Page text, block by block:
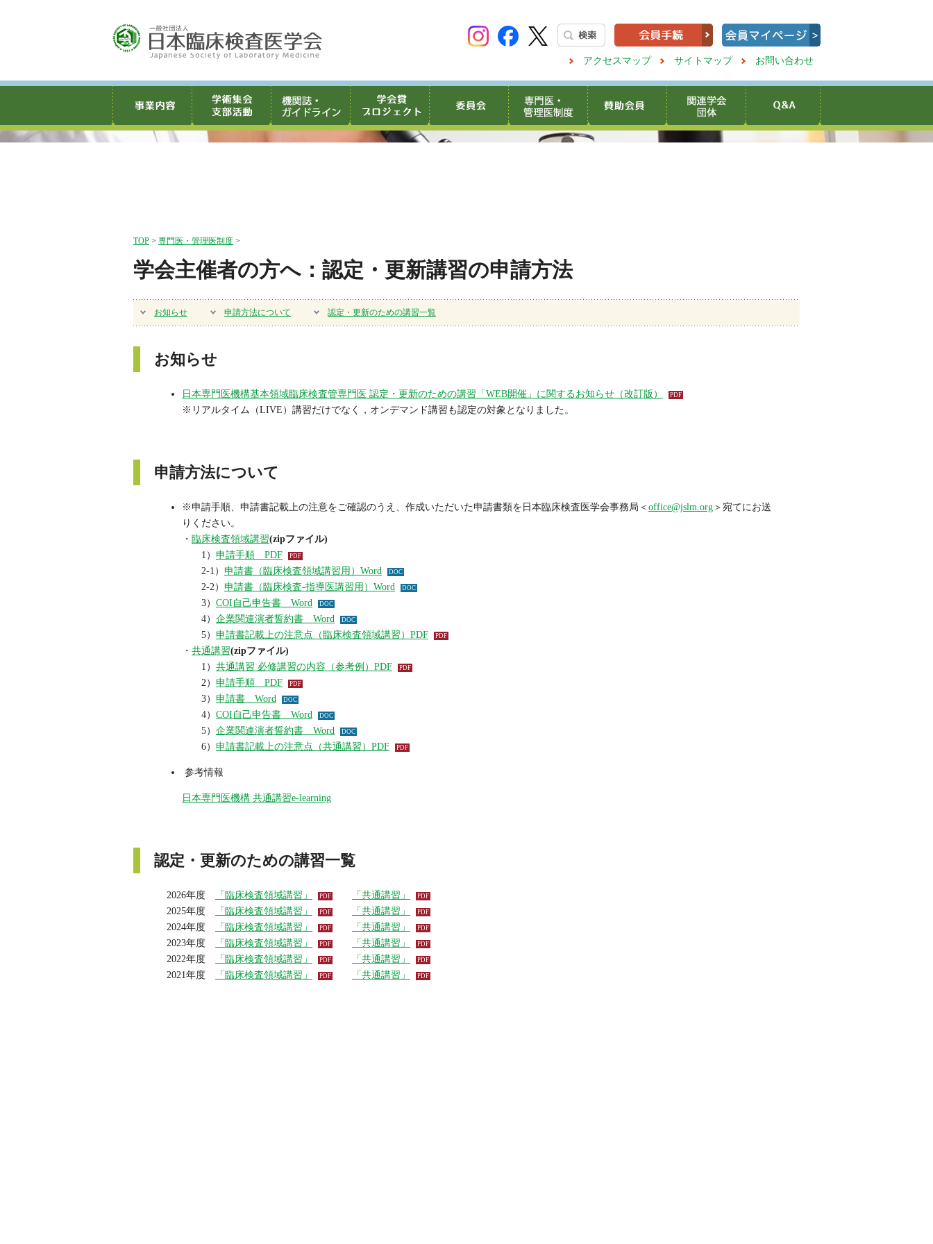
アクセスマップ サイトマップ お問い合わせ
TOP > 専門医・管理医制度 >
学会主催者の方へ：認定・更新講習の申請方法
お知らせ 申請方法について 認定・更新のための講習一覧
お知らせ
日本専門医機構基本領域臨床検査管専門医 認定・更新のための講習「WEB開催」に関するお知らせ（改訂版）
※リアルタイム（LIVE）講習だけでなく，オンデマンド講習も認定の対象となりました。
申請方法について
※申請手順、申請書記載上の注意をご確認のうえ、作成いただいた申請書類を日本臨床検査医学会事務局＜ office@jslm.org ＞宛てにお送
りください。
・ 臨床検査領域講習(zipファイル)
1） 申請手順 PDF
2-1） 申請書（臨床検査領域講習用）Word
2-2） 申請書（臨床検査-指導医講習用）Word
3） COI自己申告書 Word
4） 企業関連演者誓約書 Word
5） 申請書記載上の注意点（臨床検査領域講習）PDF
・ 共通講習(zipファイル)
1） 共通講習 必修講習の内容（参考例）PDF
2） 申請手順 PDF
3） 申請書 Word
4） COI自己申告書 Word
5） 企業関連演者誓約書 Word
6） 申請書記載上の注意点（共通講習）PDF
参考情報
日本専門医機構 共通講習e-learning
認定・更新のための講習一覧
2026年度 「臨床検査領域講習」
「共通講習」
2025年度
「臨床検査領域講習」
「共通講習」
2024年度
「臨床検査領域講習」
「共通講習」
2023年度
「臨床検査領域講習」
「共通講習」
2022年度
「臨床検査領域講習」
「共通講習」
2021年度
「臨床検査領域講習」 「共通講習」